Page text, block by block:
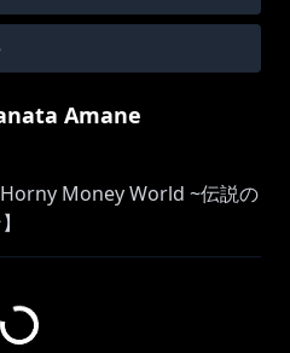
Amane
Money World ~伝説の
watch?v=2_opjVlYhi4
から未成年の視聴者の方へ